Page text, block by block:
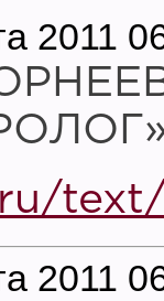
2011
2011